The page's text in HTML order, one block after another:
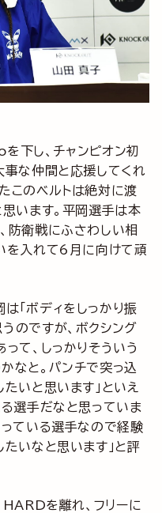
下し、チャンピオン初
事な仲間と応援してくれ
このベルトは絶対に渡
思います。平岡選手は本
防衛戦にふさわしい相
を入れて6月に向けて頑
「ボディをしっかり振
のですが、ボクシング
て、しっかりそういう
なと。パンチで突っ込
いと思います」といえ
る選手だなと思っていま
っている選手なので経験
いなと思います」と評
を離れ、フリーに